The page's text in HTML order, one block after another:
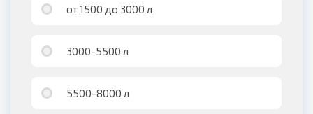
от 1500 до 3000 л
3000-5500 л
5500-8000 л